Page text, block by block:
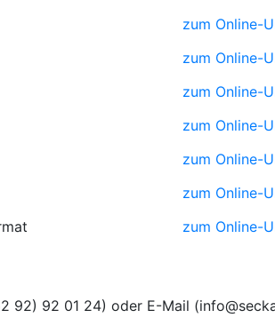
zum Online-
zum Online-
zum Online-
zum Online-
zum Online-
zum Online-
zum Online-
) oder E-Mail (